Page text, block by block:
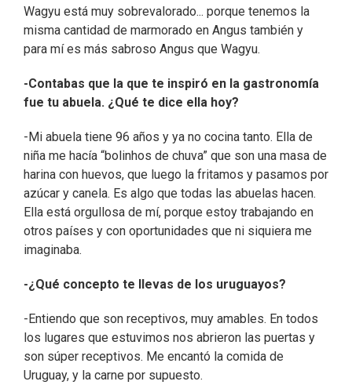
Wagyu está muy sobrevalorado... porque tenemos la
misma cantidad de marmorado en Angus también y
para mí es más sabroso Angus que Wagyu.
-Contabas que la que te inspiró en la gastronomía
fue tu abuela. ¿Qué te dice ella hoy?
-Mi abuela tiene 96 años y ya no cocina tanto. Ella de
niña me hacía “bolinhos de chuva” que son una masa de
harina con huevos, que luego la fritamos y pasamos por
azúcar y canela. Es algo que todas las abuelas hacen.
Ella está orgullosa de mí, porque estoy trabajando en
otros países y con oportunidades que ni siquiera me
imaginaba.
-¿Qué concepto te llevas de los uruguayos?
-Entiendo que son receptivos, muy amables. En todos
los lugares que estuvimos nos abrieron las puertas y
son súper receptivos. Me encantó la comida de
Uruguay, y la carne por supuesto.